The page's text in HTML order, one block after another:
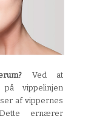
Ved at
vippelinjen
af vippernes
ernærer